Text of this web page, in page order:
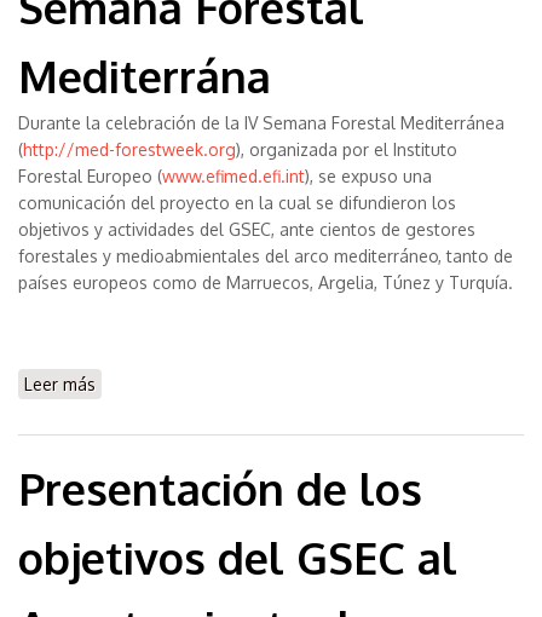
Mediterrána
Durante la celebración de la IV Semana Forestal Mediterránea
(http://med-forestweek.org), organizada por el Instituto
Forestal Europeo (www.efimed.efi.int), se expuso una
comunicación del proyecto en la cual se difundieron los
objetivos y actividades del GSEC, ante cientos de gestores
forestales y medioabmientales del arco mediterráneo, tanto de
países europeos como de Marruecos, Argelia, Túnez y Turquía.
Leer más
Presentación de los
objetivos del GSEC al